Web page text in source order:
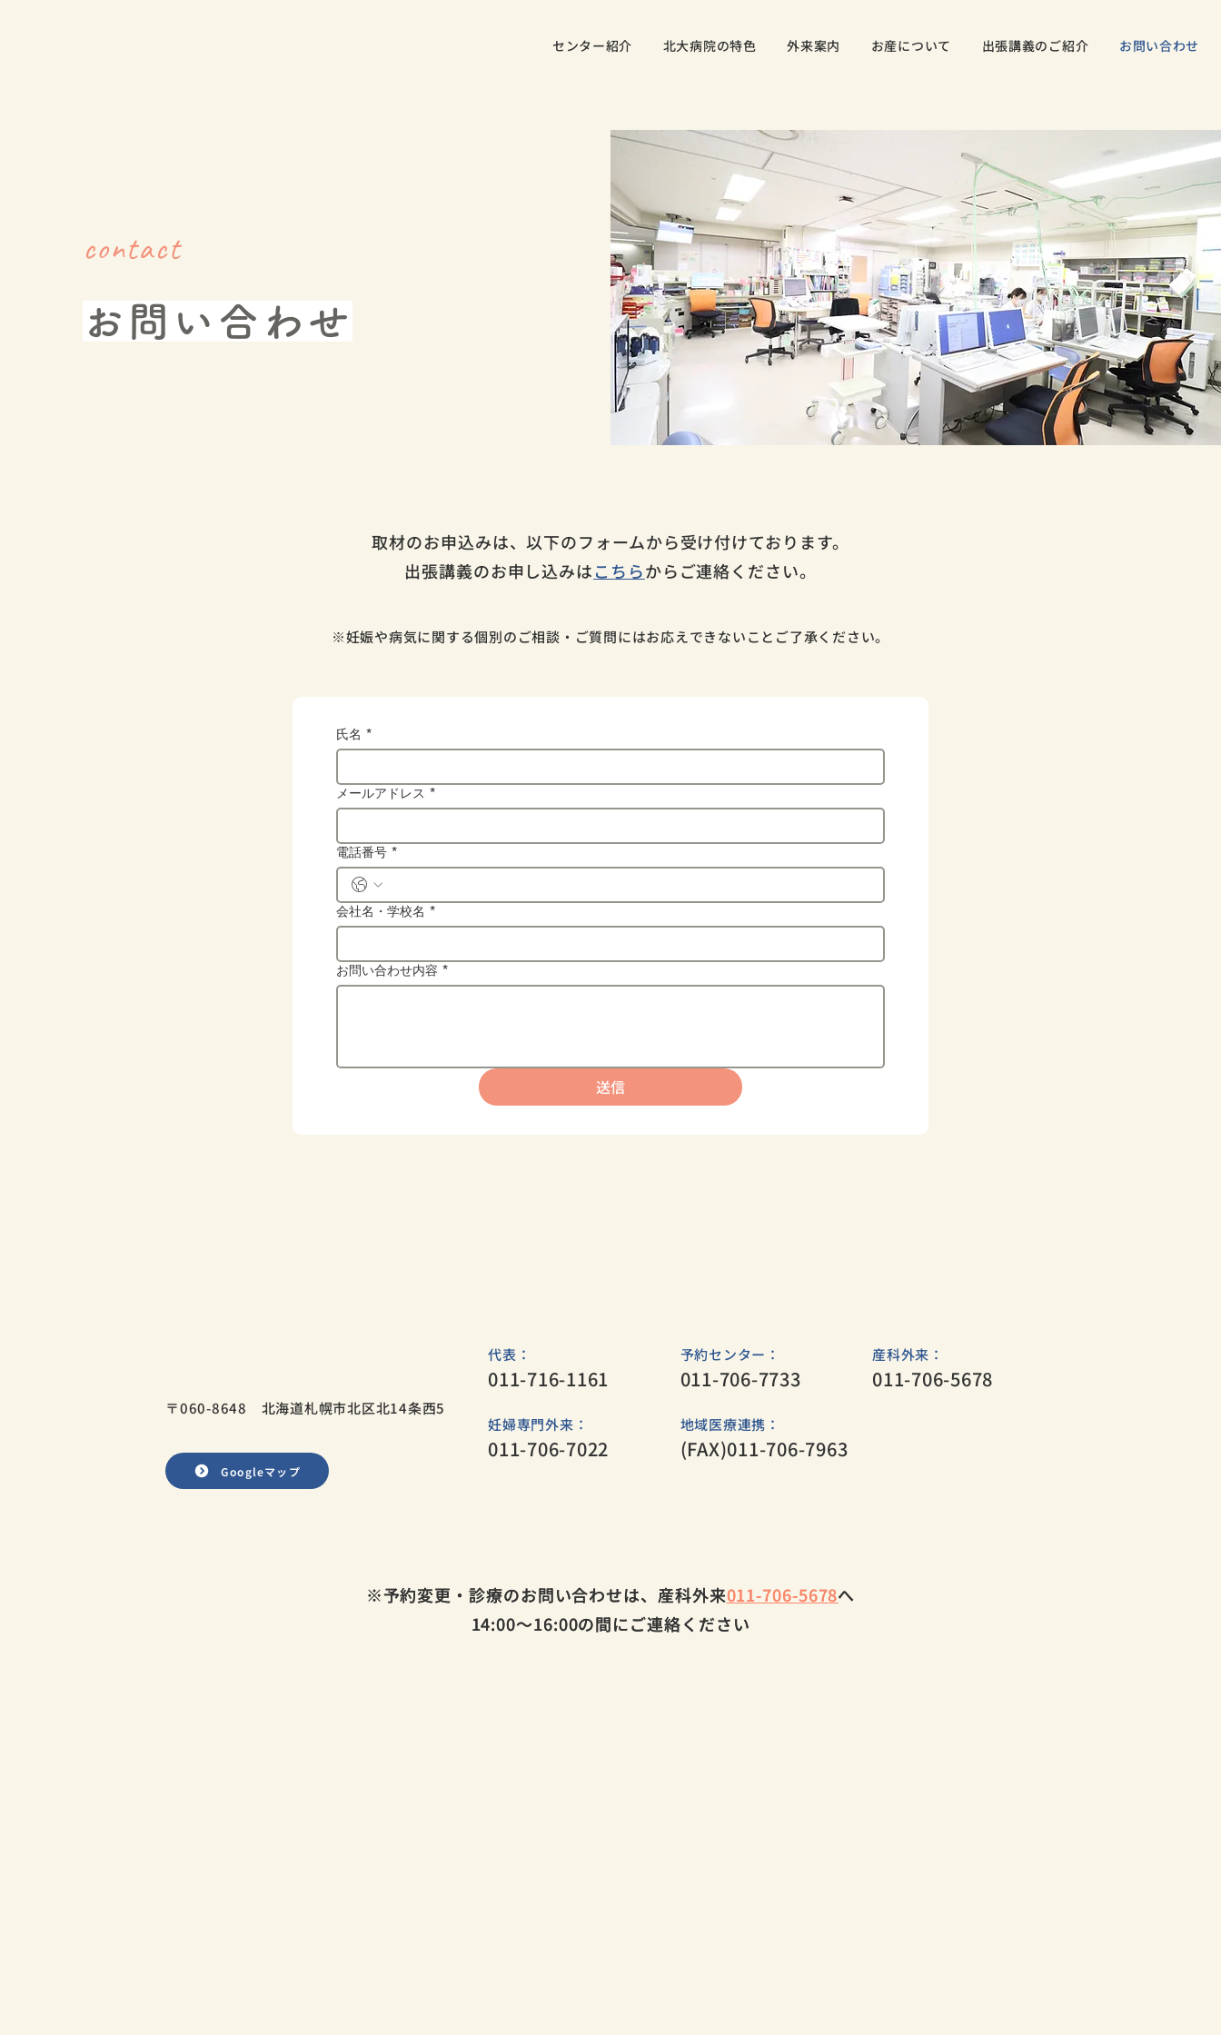
センター紹介 北大病院の特色 外来案内 お産について 出張講義のご紹介 お問い合わせ
contact
お問い合わせ
取材のお申込みは、以下のフォームから受け付けております。
出張講義のお申し込みはこちらからご連絡ください。
※妊娠や病気に関する個別のご相談・ご質問にはお応えできないことご了承ください。
氏名 *
メールアドレス *
電話番号 *
会社名・学校名 *
お問い合わせ内容 *
送信
〒060-8648 北海道札幌市北区北14条西5​
Googleマップ
代表：
011-716-1161
妊婦専門外来：
011-706-7022
予約センター：
011-706-7733
地域医療連携：
(FAX)011-706-7963
​産科外来：
011-706-5678
※予約変更・診療のお問い合わせは、産科外来011-706-5678へ
14:00～16:00の間にご連絡ください
※予約変更・診療のお問い合わせは、産科外来011-706-5678へ
14:00～16:00の間にご連絡ください